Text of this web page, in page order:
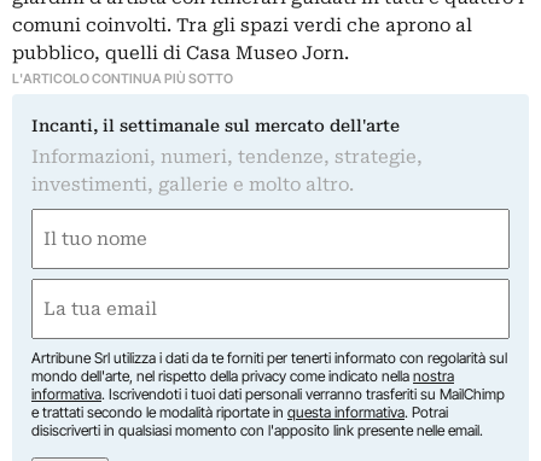
comuni coinvolti. Tra gli spazi verdi che aprono al
pubblico, quelli di Casa Museo Jorn.
L'ARTICOLO CONTINUA PIÙ SOTTO
Incanti, il settimanale sul mercato dell'arte
Informazioni, numeri, tendenze, strategie,
investimenti, gallerie e molto altro.
(Required)
First
(Required)
Artribune Srl utilizza i dati da te forniti per tenerti informato con regolarità sul
mondo dell'arte, nel rispetto della privacy come indicato nella nostra
informativa. Iscrivendoti i tuoi dati personali verranno trasferiti su MailChimp
e trattati secondo le modalità riportate in questa informativa. Potrai
disiscriverti in qualsiasi momento con l'apposito link presente nelle email.